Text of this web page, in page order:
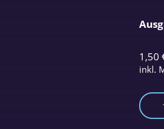
1,50
inkl.
Ist
die